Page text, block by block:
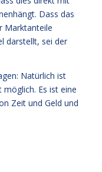
Dass das
Marktanteile
darstellt, sei der
Natürlich ist
Es ist eine
Zeit und Geld und